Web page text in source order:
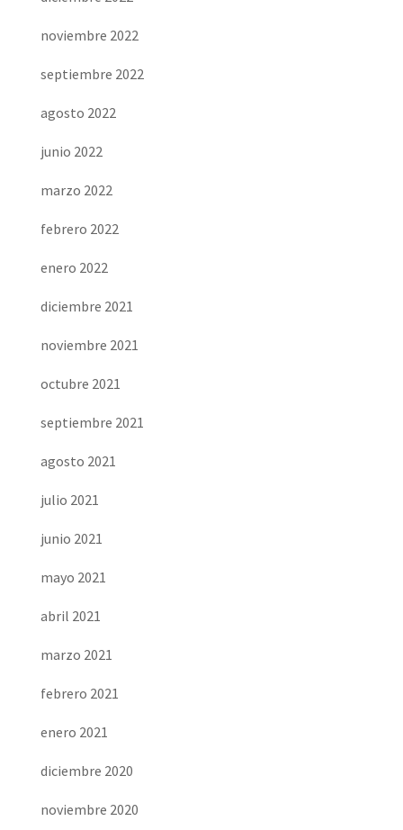
noviembre 2022
septiembre 2022
agosto 2022
junio 2022
marzo 2022
febrero 2022
enero 2022
diciembre 2021
noviembre 2021
octubre 2021
septiembre 2021
agosto 2021
julio 2021
junio 2021
mayo 2021
abril 2021
marzo 2021
febrero 2021
enero 2021
diciembre 2020
noviembre 2020